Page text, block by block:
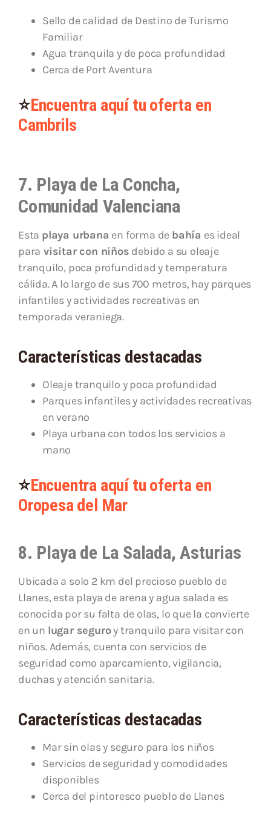
Sello de calidad de Destino de Turismo
Familiar
Agua tranquila y de poca profundidad
Cerca de Port Aventura
⭐Encuentra aquí tu oferta en
Cambrils
7. Playa de La Concha,
Comunidad Valenciana
Esta playa urbana en forma de bahía es ideal
para visitar con niños debido a su oleaje
tranquilo, poca profundidad y temperatura
cálida. A lo largo de sus 700 metros, hay parques
infantiles y actividades recreativas en
temporada veraniega.
Características destacadas
Oleaje tranquilo y poca profundidad
Parques infantiles y actividades recreativas
en verano
Playa urbana con todos los servicios a
mano
⭐Encuentra aquí tu oferta en
Oropesa del Mar
8. Playa de La Salada, Asturias
Ubicada a solo 2 km del precioso pueblo de
Llanes, esta playa de arena y agua salada es
conocida por su falta de olas, lo que la convierte
en un lugar seguroy tranquilo para visitar con
niños. Además, cuenta con servicios de
seguridad como aparcamiento, vigilancia,
duchas y atención sanitaria.
Características destacadas
Mar sin olas y seguro para los niños
Servicios de seguridad y comodidades
disponibles
Cerca del pintoresco pueblo de Llanes